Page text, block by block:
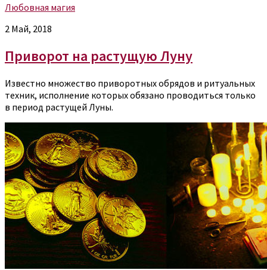
Любовная магия
2 Май, 2018
Приворот на растущую Луну
Известно множество приворотных обрядов и ритуальных
техник, исполнение которых обязано проводиться только
в период растущей Луны.